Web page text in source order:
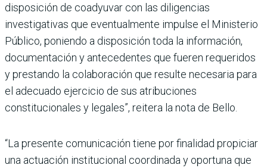
disposición de coadyuvar con las diligencias
investigativas que eventualmente impulse el Ministerio
Público, poniendo a disposición toda la información,
documentación y antecedentes que fueren requeridos
y prestando la colaboración que resulte necesaria para
el adecuado ejercicio de sus atribuciones
constitucionales y legales”, reitera la nota de Bello.
“La presente comunicación tiene por finalidad propiciar
una actuación institucional coordinada y oportuna que